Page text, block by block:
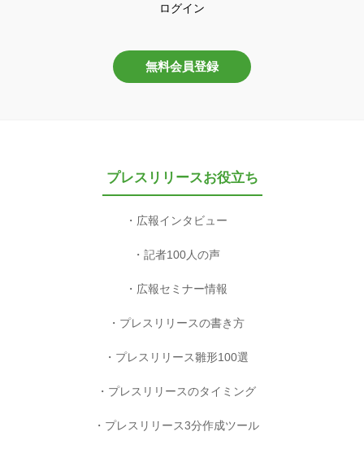
ログイン
無料会員登録
プレスリリースお役立ち
広報インタビュー
記者100人の声
広報セミナー情報
プレスリリースの書き方
プレスリリース雛形100選
プレスリリースのタイミング
プレスリリース3分作成ツール